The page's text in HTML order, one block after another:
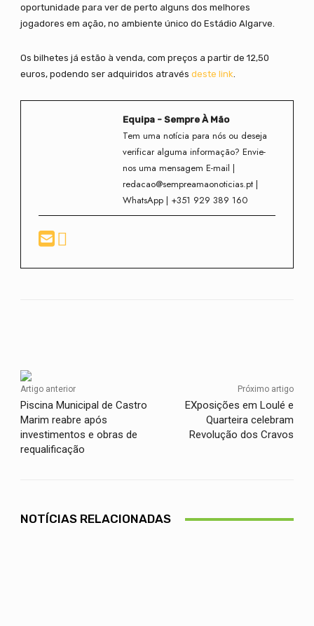
oportunidade para ver de perto alguns dos melhores
jogadores em ação, no ambiente único do Estádio Algarve.
Os bilhetes já estão à venda, com preços a partir de 12,50
euros, podendo ser adquiridos através deste link.
Equipa - Sempre À Mão
Tem uma notícia para nós ou deseja
verificar alguma informação? Envie-
nos uma mensagem E-mail |
redacao@sempreamaonoticias.pt |
WhatsApp | +351 929 389 160
Artigo anterior
Piscina Municipal de Castro
Marim reabre após
investimentos e obras de
requalificação
Próximo artigo
EXposições em Loulé e
Quarteira celebram
Revolução dos Cravos
NOTÍCIAS RELACIONADAS